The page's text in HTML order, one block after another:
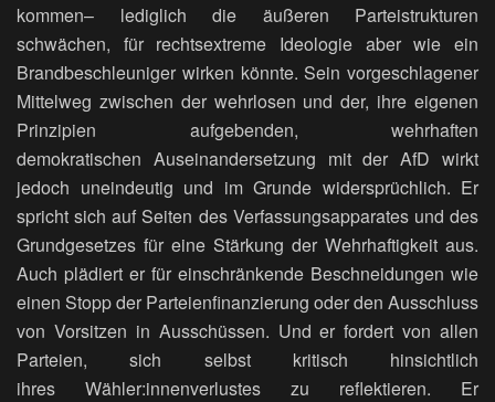
kommen– lediglich die äußeren Parteistrukturen
schwächen, für rechtsextreme Ideologie aber wie ein
Brandbeschleuniger wirken könnte. Sein vorgeschlagener
Mittelweg zwischen der wehrlosen und der, ihre eigenen
Prinzipien aufgebenden, wehrhaften
demokratischen Auseinandersetzung mit der AfD wirkt
jedoch uneindeutig und im Grunde widersprüchlich. Er
spricht sich auf Seiten des Verfassungsapparates und des
Grundgesetzes für eine Stärkung der Wehrhaftigkeit aus.
Auch plädiert er für einschränkende Beschneidungen wie
einen Stopp der Parteienfinanzierung oder den Ausschluss
von Vorsitzen in Ausschüssen. Und er fordert von allen
Parteien, sich selbst kritisch hinsichtlich
ihres Wähler:innenverlustes zu reflektieren. Er